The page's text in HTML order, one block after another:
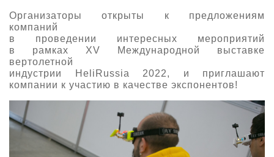
Организаторыоткрыты к предложениям
компаний
в проведении интересных мероприятий
в рамках XV
Международной выставке
вертолетной
индустрии
HeliRussia 2022, и
приглашают
компании к участию в качестве экспонентов!